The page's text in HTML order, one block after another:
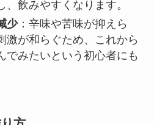
飲みやすくなります。
少：辛味や苦味が抑えら
激が和らぐため、これから
でみたいという初心者にも